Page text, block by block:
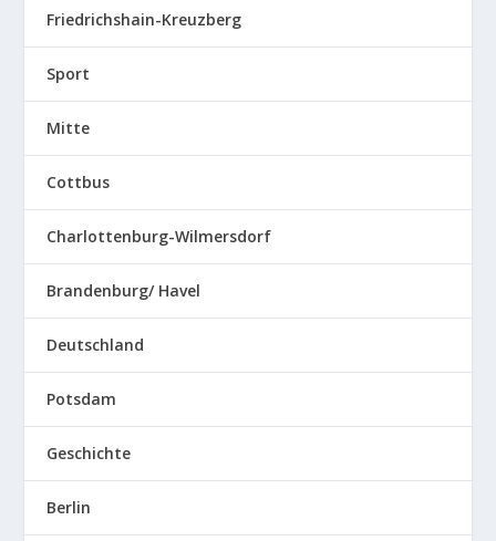
Friedrichshain-Kreuzberg
Sport
Mitte
Cottbus
Charlottenburg-Wilmersdorf
Brandenburg/ Havel
Deutschland
Potsdam
Geschichte
Berlin